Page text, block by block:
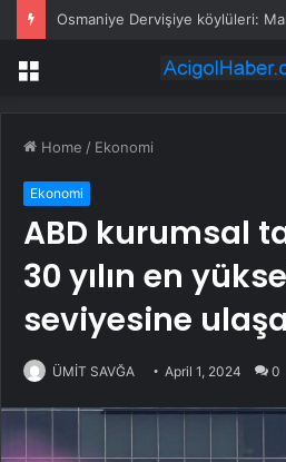
Menu
Home / Ekonomi
Ekonomi
ABD kurumsal
30 yılın en
seviyesine
ÜMİT SAVĞA April 1, 2024 0